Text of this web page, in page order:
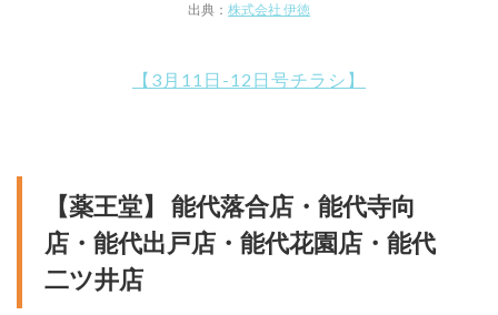
出典： 株式会社 伊徳
【3月11日-12日号チラシ】
【薬王堂】 能代落合店・能代寺向
店・能代出戸店・能代花園店・能代
二ツ井店